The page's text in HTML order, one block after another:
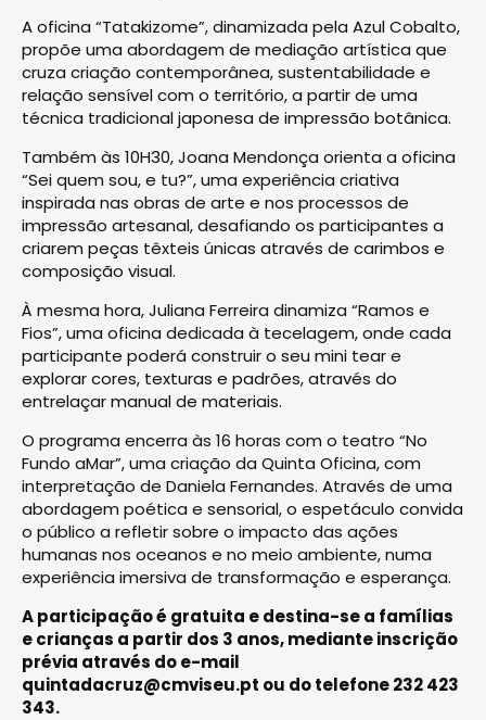
A oficina “Tatakizome”, dinamizada pela Azul Cobalto,
propõe uma abordagem de mediação artística que
cruza criação contemporânea, sustentabilidade e
relação sensível com o território, a partir de uma
técnica tradicional japonesa de impressão botânica.
Também às 10H30, Joana Mendonça orienta a oficina
“Sei quem sou, e tu?”, uma experiência criativa
inspirada nas obras de arte e nos processos de
impressão artesanal, desafiando os participantes a
criarem peças têxteis únicas através de carimbos e
composição visual.
À mesma hora, Juliana Ferreira dinamiza “Ramos e
Fios”, uma oficina dedicada à tecelagem, onde cada
participante poderá construir o seu mini tear e
explorar cores, texturas e padrões, através do
entrelaçar manual de materiais.
O programa encerra às 16 horas com o teatro “No
Fundo aMar”, uma criação da Quinta Oficina, com
interpretação de Daniela Fernandes. Através de uma
abordagem poética e sensorial, o espetáculo convida
o público a refletir sobre o impacto das ações
humanas nos oceanos e no meio ambiente, numa
experiência imersiva de transformação e esperança.
A participação é gratuita e destina-se a famílias
e crianças a partir dos 3 anos, mediante inscrição
prévia através do e-mail
quintadacruz@cmviseu.pt ou do telefone 232 423
343.